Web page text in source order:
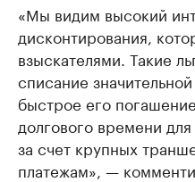
«Мы видим высокий
дисконтирования,
взыскателями. Такие
списание
быстрое его
долгового времени
за счет крупных
платежам», —